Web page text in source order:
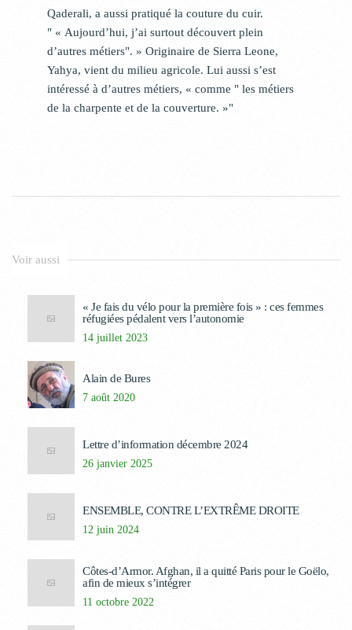
Qaderali, a aussi pratiqué la couture du cuir.
« Aujourd’hui, j’ai surtout découvert plein
d’autres métiers . » Originaire de Sierra Leone,
Yahya, vient du milieu agricole. Lui aussi s’est
intéressé à d’autres métiers, « comme
les métiers
de la charpente et de la couverture. »
Voir aussi
« Je fais du vélo pour la première fois » : ces femmes
réfugiées pédalent vers l’autonomie
14 juillet 2023
Alain de Bures
7 août 2020
Lettre d’information décembre 2024
26 janvier 2025
ENSEMBLE, CONTRE L’EXTRÊME DROITE
12 juin 2024
Côtes-d’Armor. Afghan, il a quitté Paris pour le Goëlo,
afin de mieux s’intégrer
11 octobre 2022